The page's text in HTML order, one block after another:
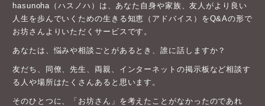
hasunoha（ハスノハ）は、あなた自身や家族、友人がより良い
人生を歩んでいくための生きる知恵（アドバイス）をQ&Aの形で
お坊さんよりいただくサービスです。
あなたは、悩みや相談ごとがあるとき、誰に話しますか？
友だち、同僚、先生、両親、インターネットの掲示板など相談す
る人や場所はたくさんあると思います。
そのひとつに、「お坊さん」を考えたことがなかったのであれ